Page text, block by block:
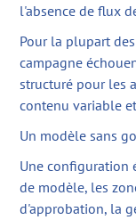
l'absence de flux
Pour la plupart
campagne
structuré pour les
contenu variable
Un modèle sans
Une configuration
de modèle, les
d'approbation, la